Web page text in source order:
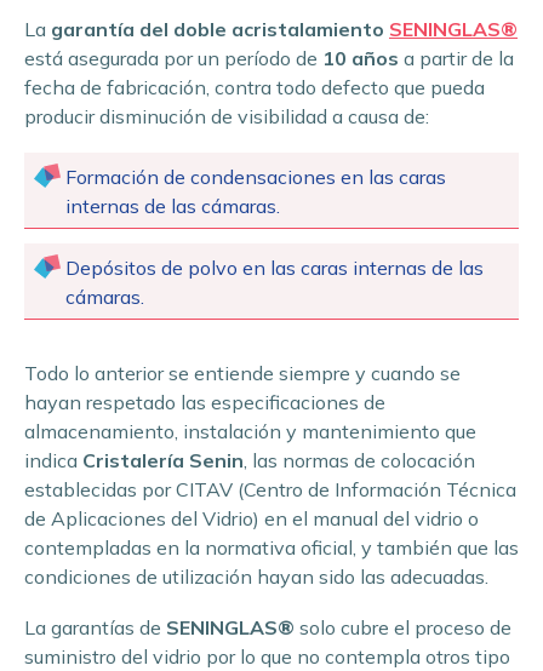
La garantía del doble acristalamiento SENINGLAS®
está asegurada por un período de 10 años a partir de la
fecha de fabricación, contra todo defecto que pueda
producir disminución de visibilidad a causa de:
Formación de condensaciones en las caras
internas de las cámaras.
Depósitos de polvo en las caras internas de las
cámaras.
Todo lo anterior se entiende siempre y cuando se
hayan respetado las especificaciones de
almacenamiento, instalación y mantenimiento que
indica Cristalería Senin, las normas de colocación
establecidas por CITAV (Centro de Información Técnica
de Aplicaciones del Vidrio) en el manual del vidrio o
contempladas en la normativa oficial, y también que las
condiciones de utilización hayan sido las adecuadas.
La garantías de SENINGLAS® solo cubre el proceso de
suministro del vidrio por lo que no contempla otros tipo